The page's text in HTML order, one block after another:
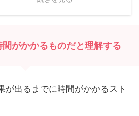
がかかるものだと理解する
が出るまでに時間がかかるスト